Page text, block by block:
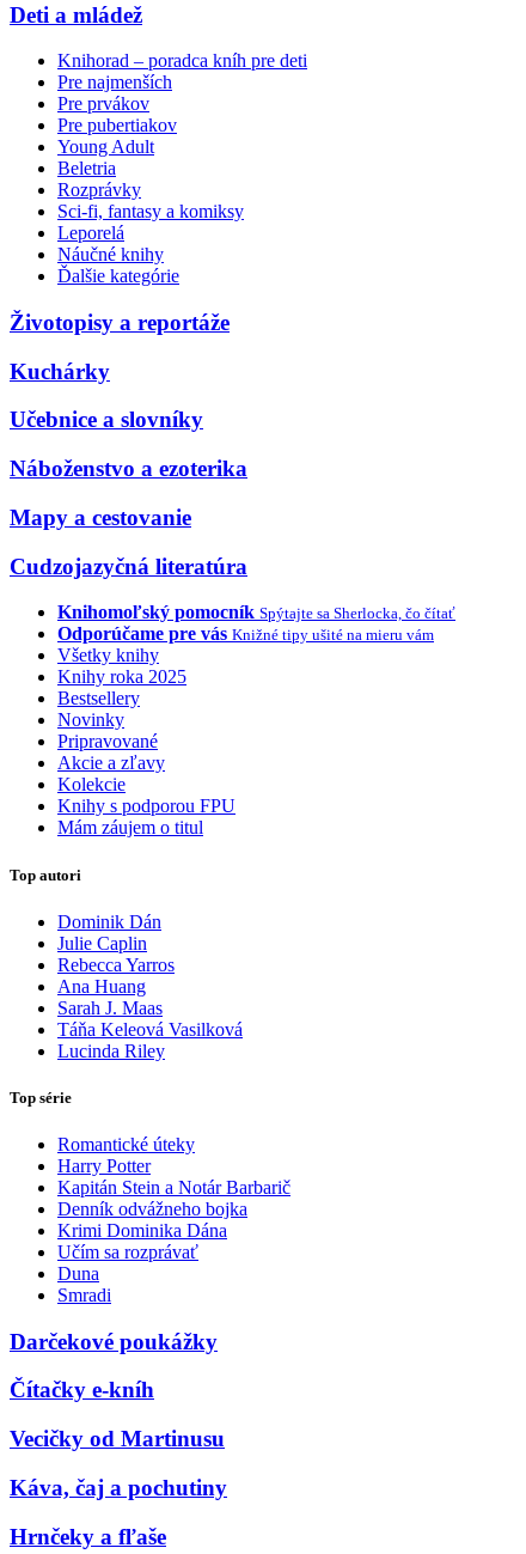
Deti a mládež
Knihorad – poradca kníh pre deti
Pre najmenších
Pre prvákov
Pre pubertiakov
Young Adult
Beletria
Rozprávky
Sci-fi, fantasy a komiksy
Leporelá
Náučné knihy
Ďalšie kategórie
Životopisy a reportáže
Kuchárky
Učebnice a slovníky
Náboženstvo a ezoterika
Mapy a cestovanie
Cudzojazyčná literatúra
Knihomoľský pomocník Spýtajte sa Sherlocka, čo čítať
Odporúčame pre vás Knižné tipy ušité na mieru vám
Všetky knihy
Knihy roka 2025
Bestsellery
Novinky
Pripravované
Akcie a zľavy
Kolekcie
Knihy s podporou FPU
Mám záujem o titul
Top autori
Dominik Dán
Julie Caplin
Rebecca Yarros
Ana Huang
Sarah J. Maas
Táňa Keleová Vasilková
Lucinda Riley
Top série
Romantické úteky
Harry Potter
Kapitán Stein a Notár Barbarič
Denník odvážneho bojka
Krimi Dominika Dána
Učím sa rozprávať
Duna
Smradi
Darčekové poukážky
Čítačky e-kníh
Vecičky od Martinusu
Káva, čaj a pochutiny
Hrnčeky a fľaše